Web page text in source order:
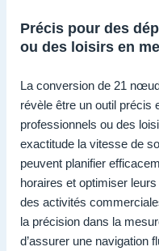
Précis pour des
ou des loisirs en
La conversion de 21
révèle être un outil précis
professionnels ou des
exactitude la vitesse de
peuvent planifier
horaires et optimiser
des activités
la précision dans la
d’assurer une navigation